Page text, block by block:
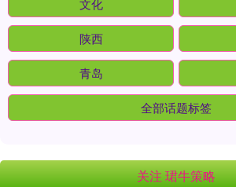
文化
陕西
青岛
全部话题标签
关注 珺牛策略